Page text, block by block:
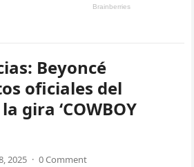
Beyoncé
oficiales del
gira ‘COWBOY
2025 · 0 Comment